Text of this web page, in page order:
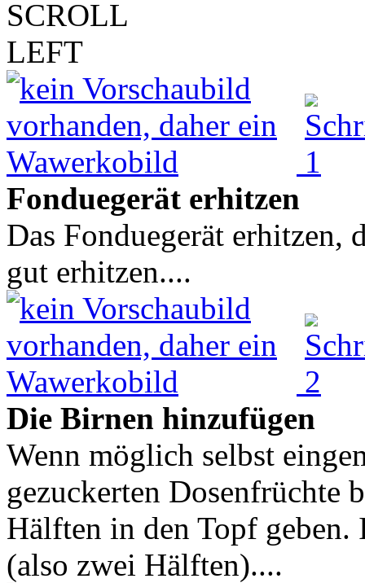
Fonduegerät erhitzen
Das Fonduegerät erhitzen,
gut erhitzen....
Die Birnen hinzufügen
Wenn möglich selbst
gezuckerten Dosenfrüchte
Hälften in den Topf geben.
(also zwei Hälften)....